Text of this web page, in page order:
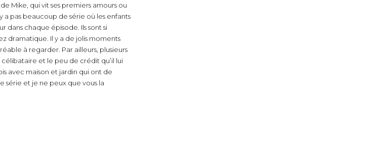
Mike, qui vit ses premiers amours ou
a pas beaucoup de série où les enfants
dans chaque épisode. Ils sont si
dramatique. Il y a de jolis moments
à regarder. Par ailleurs, plusieurs
et le peu de crédit qu’il lui
avec maison et jardin qui ont de
série et je ne peux que vous la